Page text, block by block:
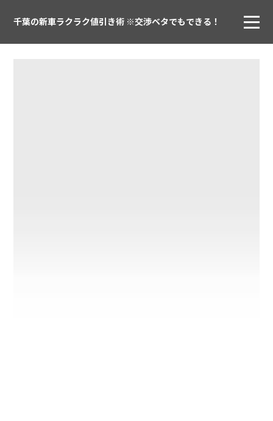
千葉の新車ラクラク値引き術 ※交渉ベタでもできる！